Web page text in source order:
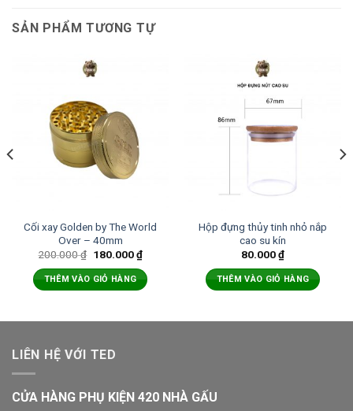
SẢN PHẨM TƯƠNG TỰ
Cối xay Golden by The World
Over – 40mm
200.000₫ 180.000₫
THÊM VÀO GIỎ HÀNG
Hộp đựng thủy tinh nhỏ nắp
cao su kín
80.000₫
THÊM VÀO GIỎ HÀNG
LIÊN HỆ VỚI TED
CỬA HÀNG PHỤ KIỆN 420 NHÀ GẤU